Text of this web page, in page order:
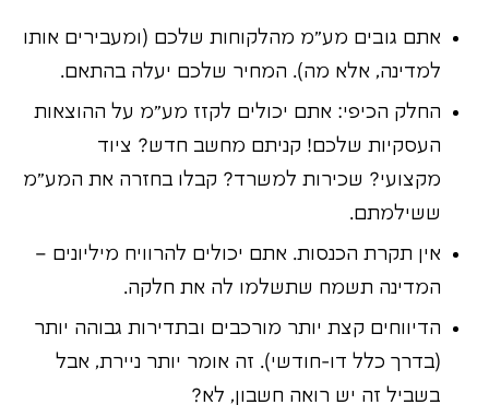
אתם גובים מע"מ מהלקוחות שלכם (ומעבירים אותו
למדינה, אלא מה). המחיר שלכם יעלה בהתאם.
החלק הכיפי: אתם יכולים לקזז מע"מ על ההוצאות
העסקיות שלכם! קניתם מחשב חדש? ציוד
מקצועי? שכירות למשרד? קבלו בחזרה את המע"מ
ששילמתם.
אין תקרת הכנסות. אתם יכולים להרוויח מיליונים –
המדינה תשמח שתשלמו לה את חלקה.
הדיווחים קצת יותר מורכבים ובתדירות גבוהה יותר
(בדרך כלל דו-חודשי). זה אומר יותר ניירת, אבל
בשביל זה יש רואה חשבון, לא?